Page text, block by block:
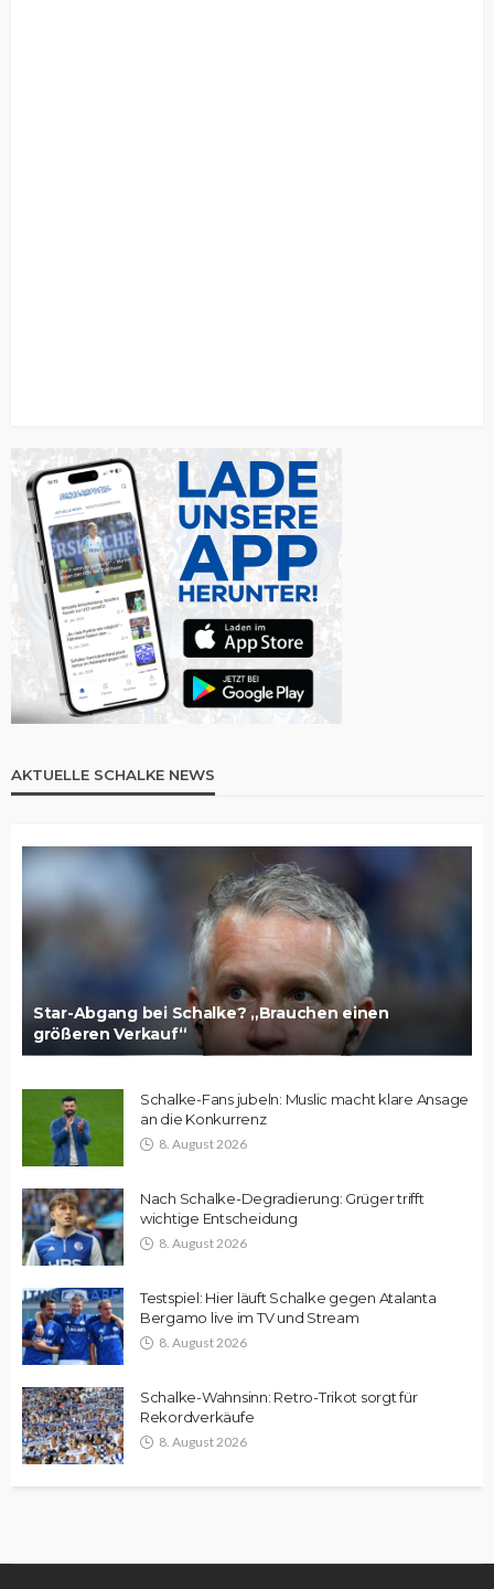
AKTUELLE SCHALKE NEWS
Star-Abgang bei Schalke? „Brauchen einen
größeren Verkauf“
Schalke-Fans jubeln: Muslic macht klare Ansage
an die Konkurrenz
8. August 2026
Nach Schalke-Degradierung: Grüger trifft
wichtige Entscheidung
8. August 2026
Testspiel: Hier läuft Schalke gegen Atalanta
Bergamo live im TV und Stream
8. August 2026
Schalke-Wahnsinn: Retro-Trikot sorgt für
Rekordverkäufe
8. August 2026